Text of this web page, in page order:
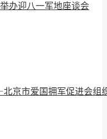
办迎八一军地座谈会
京市爱国拥军促进会组